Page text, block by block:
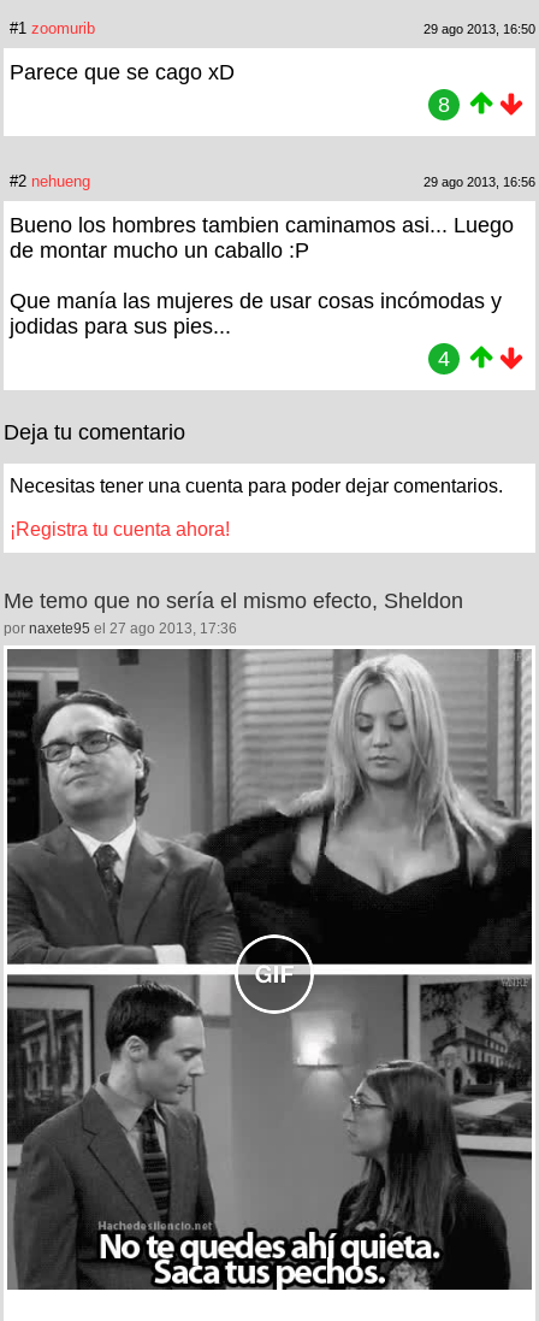
#1 zoomurib 29 ago 2013, 16:50
Parece que se cago xD
8
#2 nehueng 29 ago 2013, 16:56
Bueno los hombres tambien caminamos asi... Luego
de montar mucho un caballo :P
Que manía las mujeres de usar cosas incómodas y
jodidas para sus pies...
4
Deja tu comentario
Necesitas tener una cuenta para poder dejar comentarios.
¡Registra tu cuenta ahora!
Me temo que no sería el mismo efecto, Sheldon
por naxete95 el 27 ago 2013, 17:36